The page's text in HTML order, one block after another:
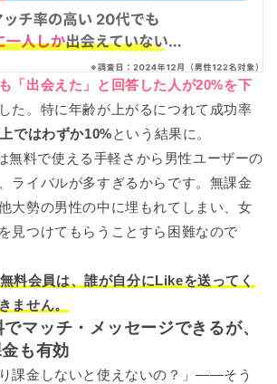
「出会えた」と回答した人が20%を下
た。特に年齢が上がるにつれて成功率
ではわずか10%という結果に。
無料で使える手軽さから男性ユーザーの
ライバルが多すぎるからです。無課金
大勢の男性の中に埋もれてしまい、女
見つけてもらうことすら困難なので
料会員は、誰が自分にLikeを送ってく
ません。
マッチ・メッセージできるが、
も有効
り課金しないと使えないの？」――そう